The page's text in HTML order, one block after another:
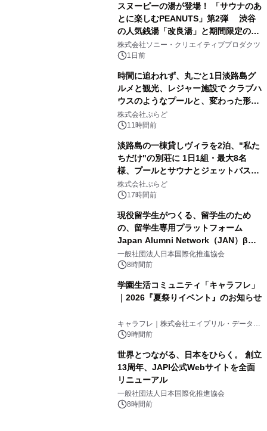
スヌーピーの湯が登場！ 「サウナのあ
とに楽しむPEANUTS」第2弾 渋谷
の人気銭湯「改良湯」と期間限定のコ
ラボレーション サウナイキタイコラ
ボグッズも発売決定！
株式会社ソニー・クリエイティブプロダクツ
1日前
時間に追われず、丸ごと1日淡路島グ
ルメと観光、レジャー施設で クラブハ
ウスのようなプールと、変わった形の
サウナも 「THE BOXY AWAJI」のお
得な素泊まり連泊プランで
株式会社ぷらど
11時間前
淡路島の一棟貸しヴィラを2泊、"私た
ちだけ"の別荘に 1日1組・最大8名
様、プールとサウナとジェットバス付
きで Villa Mon Temps AWAJIの連泊
素泊りプラン
株式会社ぷらど
17時間前
現役留学生がつくる、留学生のため
の、留学生専用プラットフォーム
Japan Alumni Network（JAN）β版
をリリース
一般社団法人日本国際化推進協会
8時間前
学園生活コミュニティ「キャラフレ」
｜2026『夏祭りイベント』のお知らせ
キャラフレ｜株式会社エイプリル・データ・
デザインズ
9時間前
世界とつながる、日本をひらく。 創立
13周年、JAPI公式Webサイトを全面
リニューアル
一般社団法人日本国際化推進協会
8時間前